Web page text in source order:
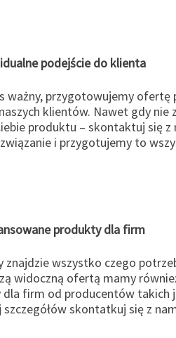
podejście do klienta
ważny, przygotowujemy ofertę
klientów. Nawet gdy nie
produktu – skontaktuj się z
i przygotujemy to
produkty dla firm
znajdzie wszystko czego
widoczną ofertą mamy
firm od producentów takich
szczegółów skontatkuj się z